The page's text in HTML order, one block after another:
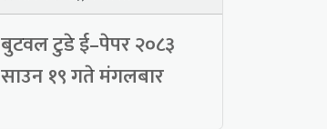
बुटवल टुडे ई–पेपर २०८३
साउन १९ गते मंगलबार